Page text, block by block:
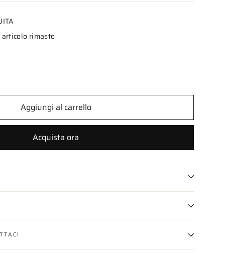
articolo rimasto
Aggiungi al carrello
Acquista ora